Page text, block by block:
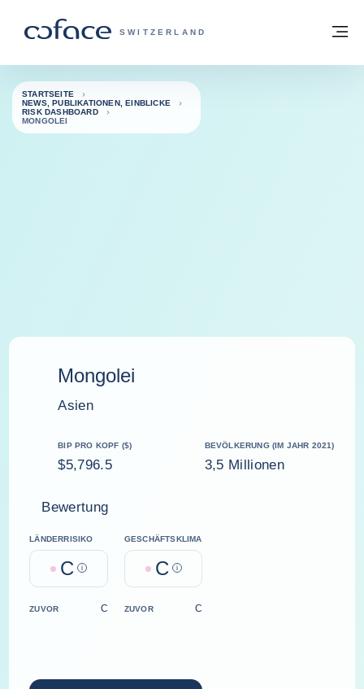
COFACE FOR TRADE - WEBSEITE DER
SWITZERLAND
Zurück zur Startseite
STARTSEITE
NEWS, PUBLIKATIONEN, EINBLICKE
RISK DASHBOARD
MONGOLEI
Mongolei
Asien
BIP PRO KOPF ($)
$5,796.5
BEVÖLKERUNG (IM JAHR 2021)
3,5 Millionen
Bewertung
LÄNDERRISIKO
C Help
GESCHÄFTSKLIMA
C Help
ZUVOR C ZUVOR C